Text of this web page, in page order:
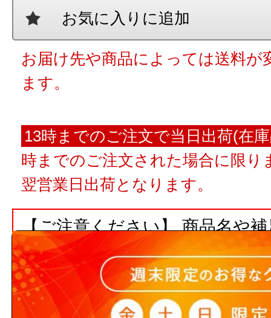
お気に入りに追加
お届け先や商品によっては送料が
ます。
13時までのご注文で当日出荷(在
時までのご注文された場合に限り
翌営業日出荷となります。
【ご注意ください】 商品名や
ト数が入っていない場合、単品
注文の際の合計金額は発注単位
でご注意下さい。